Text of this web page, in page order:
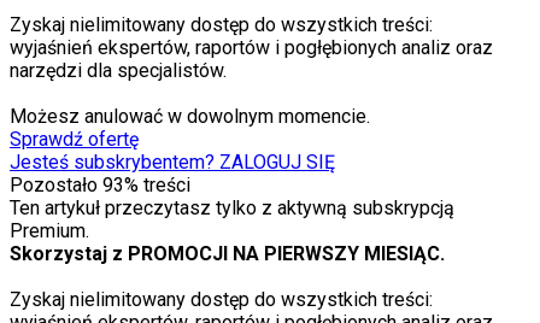
Zyskaj nielimitowany dostęp do wszystkich treści:
wyjaśnień ekspertów, raportów i pogłębionych analiz oraz
narzędzi dla specjalistów.
Możesz anulować w dowolnym momencie.
Sprawdź ofertę
Jesteś subskrybentem? ZALOGUJ SIĘ
Pozostało 93% treści
Ten artykuł przeczytasz tylko z aktywną subskrypcją
Premium.
Skorzystaj z PROMOCJI NA PIERWSZY MIESIĄC.
Zyskaj nielimitowany dostęp do wszystkich treści: